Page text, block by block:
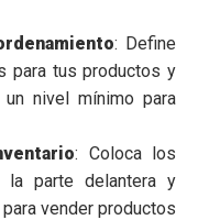
: Define
para tus productos y
nivel mínimo para
: Coloca los
la parte delantera y
vender productos